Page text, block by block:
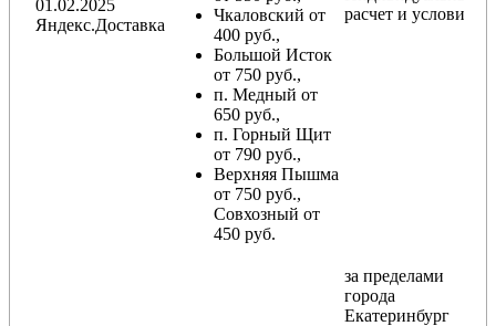
01.02.2025
Яндекс.Доставка
Чкаловский от
400 руб.,
Большой Исток
от 750 руб.,
п. Медный от
650 руб.,
п. Горный Щит
от 790 руб.,
Верхняя Пышма
от 750 руб.,
Совхозный от
450 руб.
расчет и условия
за пределами
города
Екатеринбург